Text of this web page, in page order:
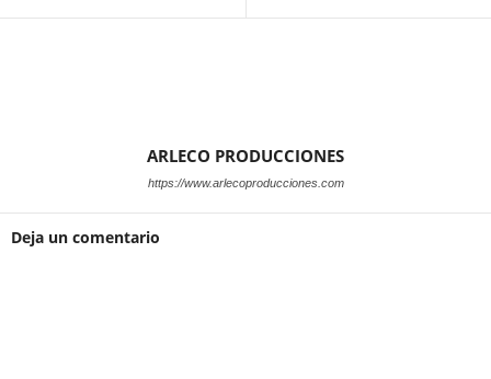
ARLECO PRODUCCIONES
https://www.arlecoproducciones.com
Deja un comentario